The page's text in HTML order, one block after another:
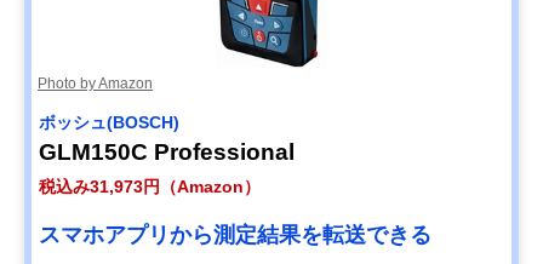
Photo by Amazon
ボッシュ(BOSCH)
GLM150C Professional
税込み31,973円（Amazon）
スマホアプリから測定結果を転送できる